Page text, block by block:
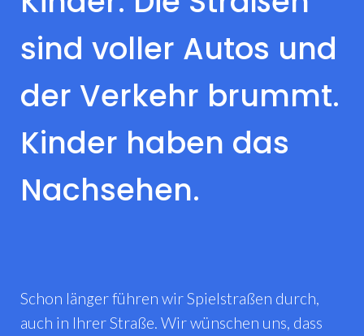
sind voller Autos und
der Verkehr brummt.
Kinder haben das
Nachsehen.
Schon länger führen wir Spielstraßen durch,
auch in Ihrer Straße. Wir wünschen uns, dass